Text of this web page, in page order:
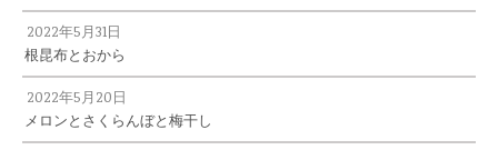
2022年5月31日
根昆布とおから
2022年5月20日
メロンとさくらんぼと梅干し